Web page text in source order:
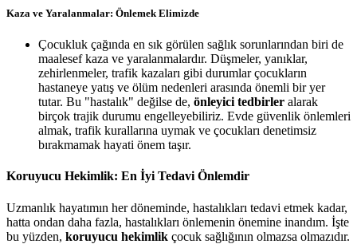
Kaza ve Yaralanmalar: Önlemek Elimizde
Çocukluk çağında en sık görülen sağlık sorunlarından biri de
maalesef kaza ve yaralanmalardır. Düşmeler, yanıklar,
zehirlenmeler, trafik kazaları gibi durumlar çocukların
hastaneye yatış ve ölüm nedenleri arasında önemli bir yer
tutar. Bu "hastalık" değilse de, önleyici tedbirler alarak
birçok trajik durumu engelleyebiliriz. Evde güvenlik önlemleri
almak, trafik kurallarına uymak ve çocukları denetimsiz
bırakmamak hayati önem taşır.
Koruyucu Hekimlik: En İyi Tedavi Önlemdir
Uzmanlık hayatımın her döneminde, hastalıkları tedavi etmek kadar,
hatta ondan daha fazla, hastalıkları önlemenin önemine inandım. İşte
bu yüzden, koruyucu hekimlik çocuk sağlığının olmazsa olmazıdır.